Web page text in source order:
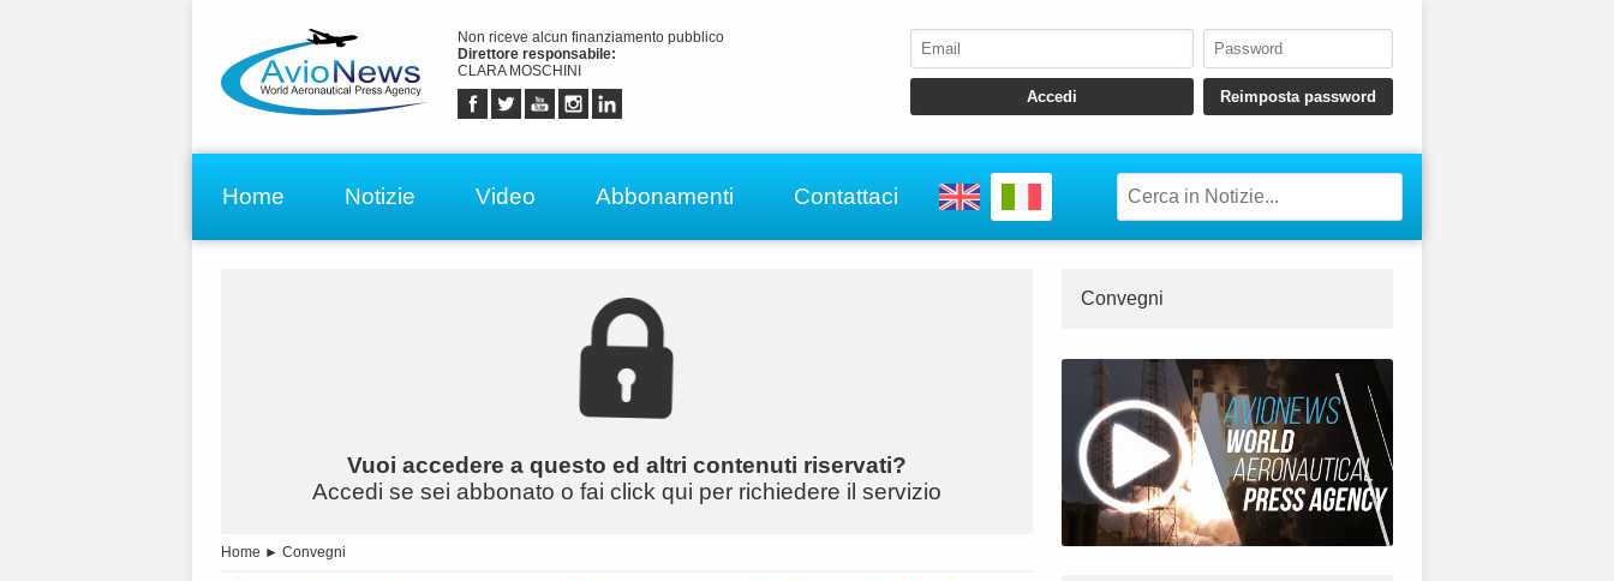
Non riceve alcun finanziamento pubblico
Direttore responsabile:
CLARA MOSCHINI
Home Notizie Video Abbonamenti Contattaci
Vuoi accedere a questo ed altri contenuti riservati?
Accedi se sei abbonato o fai click qui per richiedere il servizio
Home ► Convegni
Convegni